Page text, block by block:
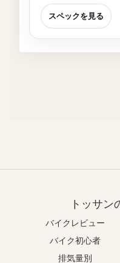
スペックを見る
トッサン
バイクレビュー
バイク初心者
排気量別